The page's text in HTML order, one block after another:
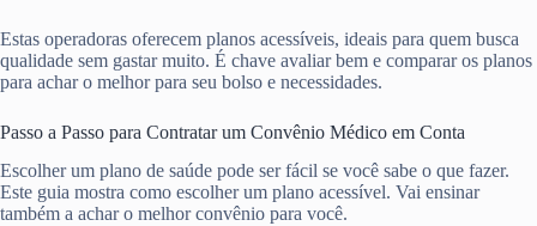
Estas operadoras oferecem planos acessíveis, ideais para quem busca
qualidade sem gastar muito. É chave avaliar bem e comparar os planos
para achar o melhor para seu bolso e necessidades.
Passo a Passo para Contratar um Convênio Médico em Conta
Escolher um plano de saúde pode ser fácil se você sabe o que fazer.
Este guia mostra como escolher um plano acessível. Vai ensinar
também a achar o melhor convênio para você.